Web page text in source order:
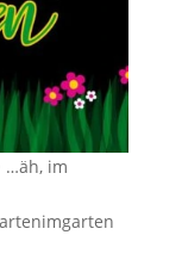
…äh, im